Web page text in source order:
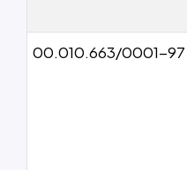
00.010.663/0001-97